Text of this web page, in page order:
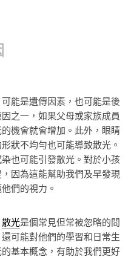
能是遺傳因素，也可能是後
之一，如果父母或家族成員
機會就會增加。此外，眼睛
狀不均勻也可能導致散光。
也可能引發散光。對於小孩
因為這能幫助我們及早發現
們的視力。
散光是個常見但常被忽略的問
可能對他們的學習和日常生
的基本概念，有助於我們更好